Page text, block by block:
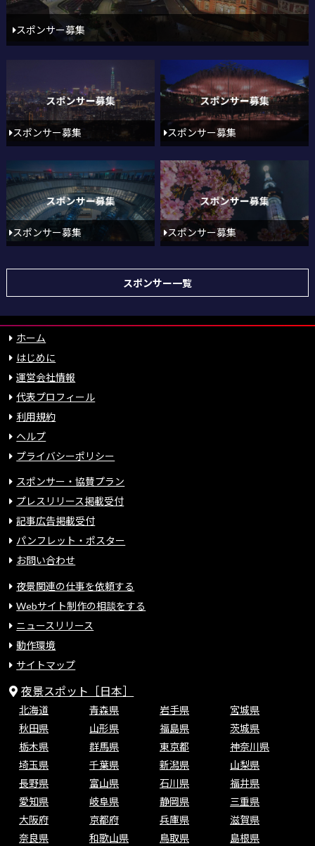
スポンサー募集
スポンサー募集 スポンサー募集
スポンサー募集 スポンサー募集
スポンサー一覧
ホーム
はじめに
運営会社情報
代表プロフィール
利用規約
ヘルプ
プライバシーポリシー
スポンサー・協賛プラン
プレスリリース掲載受付
記事広告掲載受付
パンフレット・ポスター
お問い合わせ
夜景関連の仕事を依頼する
Webサイト制作の相談をする
ニュースリリース
動作環境
サイトマップ
夜景スポット［日本］
北海道 青森県 岩手県
宮城県
秋田県
山形県 福島県
茨城県
栃木県
群馬県 東京都
神奈川県
埼玉県
千葉県 新潟県
山梨県
長野県
富山県 石川県
福井県
愛知県
岐阜県 静岡県
三重県
大阪府
京都府 兵庫県
滋賀県
奈良県
和歌山県 鳥取県
島根県